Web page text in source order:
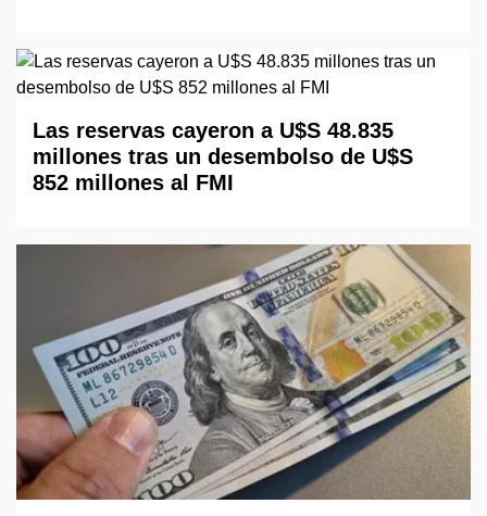
Las reservas cayeron a U$S 48.835
millones tras un desembolso de U$S
852 millones al FMI